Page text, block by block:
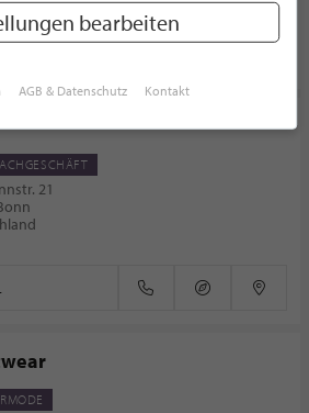
21
bearbeiten
AGB & Datenschutz Kontakt